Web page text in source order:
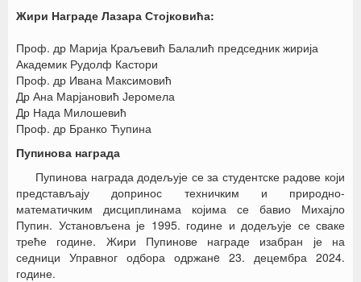
Жири Награде Лазара Стојковића:
Проф. др Марија Краљевић Балалић председник жирија
Академик Рудолф Кастори
Проф. др Ивана Максимовић
Др Ана Марјановић Јеромела
Др Нада Милошевић
Проф. др Бранко Ћупина
Пупинова награда
Пупинова награда додељује се за студентске радове који
представљају допринос техничким и природно-
математичким дисциплинама којима се бавио Михајло
Пупин. Установљена је 1995. године и додељује се сваке
треће године. Жири Пупинове награде изабран је на
седници Управног одбора одржанe 23. децембра 2024.
године.